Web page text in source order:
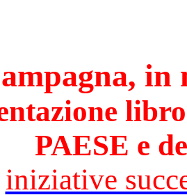
in
PAESE e
iniziative